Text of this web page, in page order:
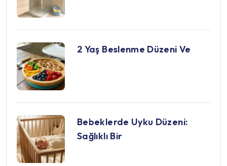
2 Yaş Beslenme Düzeni Ve
Bebeklerde Uyku Düzeni:
Sağlıklı Bir